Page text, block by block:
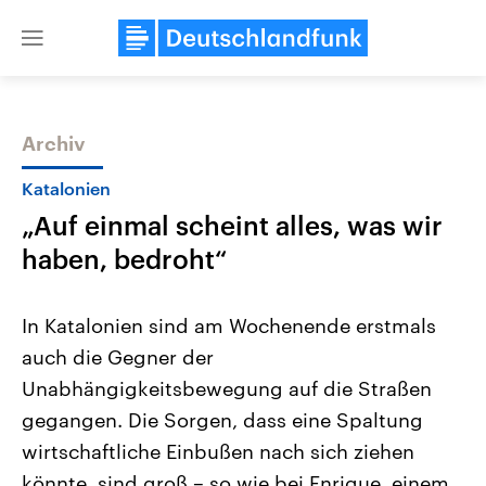
Close
Themen
Landtagswahl Sachsen-Anhalt
2026
Alle Informationen
Sachsen-Anhalt wählt am 6.
September 2026 einen neuen
Landtag. Seit 2021 wird das
Bundesland von einer Koalition aus
USA
Aktuelle Beiträge,
Hintergründe
Wirtschaftlich und
gehören die Vereinigten
den mächtigsten Ländern
mit großem Einfluss auf
Archiv
Katalonien
„Auf einmal scheint alles, was wir
haben, bedroht“
In Katalonien sind am Wochenende erstmals
auch die Gegner der
Unabhängigkeitsbewegung auf die Straßen
gegangen. Die Sorgen, dass eine Spaltung
wirtschaftliche Einbußen nach sich ziehen